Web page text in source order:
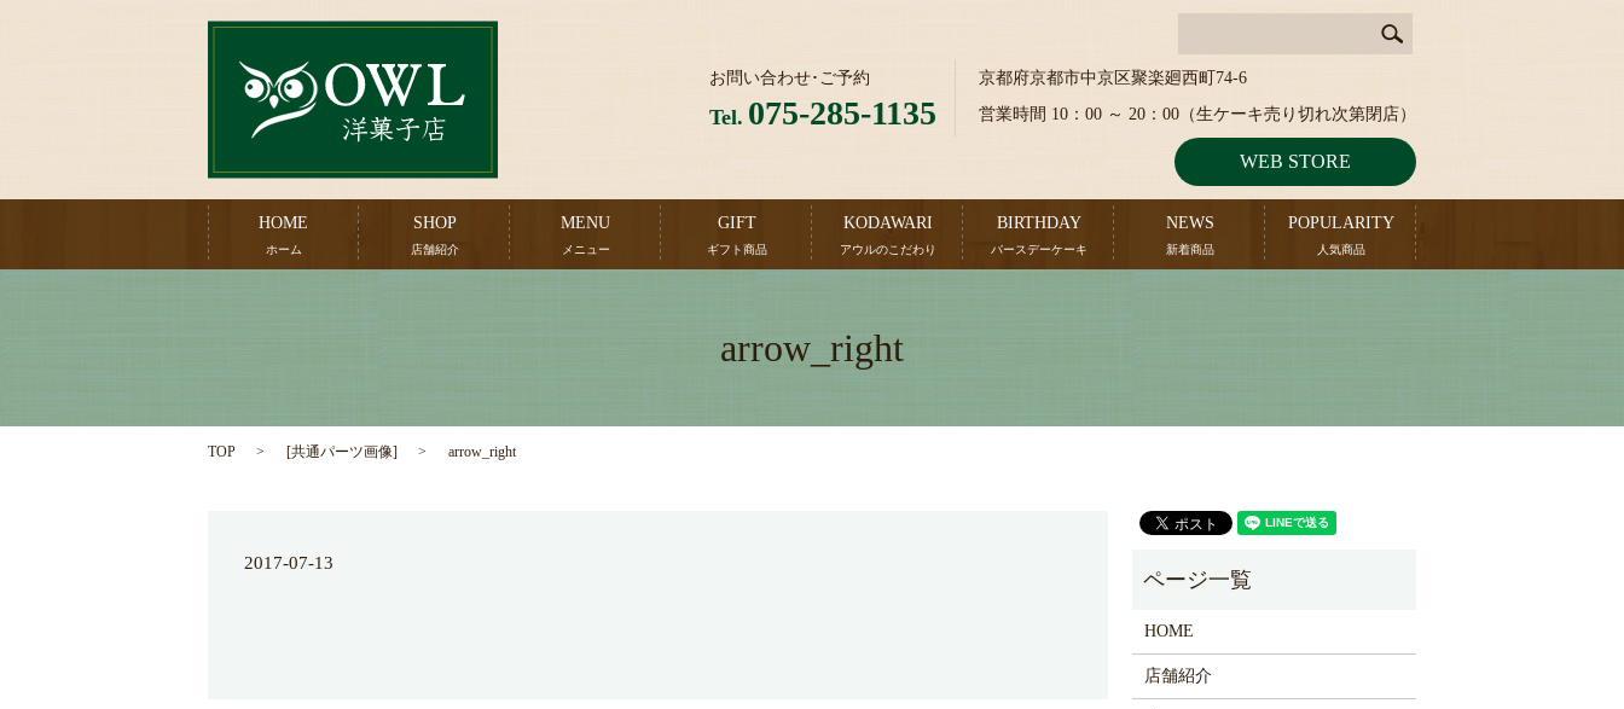
お問い合わせ･ご予約
Tel. 075-285-1135
京都府京都市中京区聚楽廻西町74-6
営業時間 10：00 ～ 20：00（生ケーキ売り切れ次第閉店）
WEB STORE
HOME
ホーム
SHOP
店舗紹介
MENU
メニュー
GIFT
ギフト商品
KODAWARI
アウルのこだわり
BIRTHDAY
バースデーケーキ
NEWS
新着商品
POPULARITY
人気商品
arrow_right
TOP [共通パーツ画像] arrow_right
2017-07-13
HOME
店舗紹介